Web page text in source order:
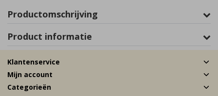
Productomschrijving
Product informatie
Klantenservice
Mijn account
Categorieën